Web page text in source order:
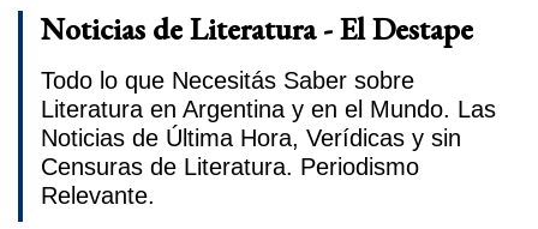
Noticias de Literatura - El Destape
Todo lo que Necesitás Saber sobre
Literatura en Argentina y en el Mundo. Las
Noticias de Última Hora, Verídicas y sin
Censuras de Literatura. Periodismo
Relevante.